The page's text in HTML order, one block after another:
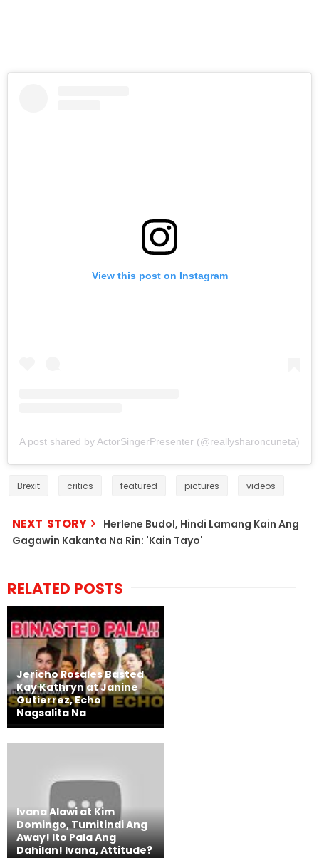
View this post on Instagram
A post shared by ActorSingerPresenter (@reallysharoncuneta)
Brexit critics featured pictures videos
NEXT STORY
Herlene Budol, Hindi Lamang Kain Ang
Gagawin Kakanta Na Rin: 'Kain Tayo'
RELATED POSTS
Jericho Rosales Basted
Kay Kathryn at Janine
Gutierrez, Echo
Nagsalita Na
Ivana Alawi at Kim
Domingo, Tumitindi Ang
Away! Ito Pala Ang
Dahilan! Ivana, Attitude?